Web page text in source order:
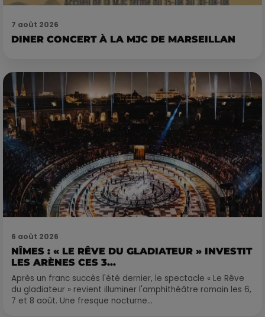
7 août 2026
DINER CONCERT À LA MJC DE MARSEILLAN
6 août 2026
NÎMES : « LE RÊVE DU GLADIATEUR » INVESTIT
LES ARÈNES CES 3...
Après un franc succès l'été dernier, le spectacle « Le Rêve
du gladiateur » revient illuminer l'amphithéâtre romain les 6,
7 et 8 août. Une fresque nocturne...